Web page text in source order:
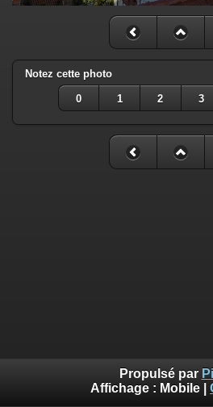
Notez cette photo
0 1 2 3
Propulsé par
Affichage : Mobile